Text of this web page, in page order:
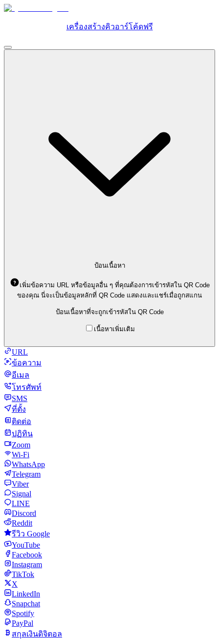
เครื่องสร้างคิวอาร์โค้ดฟรี
ป้อนเนื้อหา
เพิ่มข้อความ URL หรือข้อมูลอื่น ๆ ที่คุณต้องการเข้ารหัสใน QR Code
ของคุณ นี่จะเป็นข้อมูลหลักที่ QR Code แสดงและแชร์เมื่อถูกสแกน
ป้อนเนื้อหาที่จะถูกเข้ารหัสใน QR Code
เนื้อหาเพิ่มเติม
URL
ข้อความ
อีเมล
โทรศัพท์
SMS
ที่ตั้ง
ติดต่อ
ปฏิทิน
Zoom
Wi-Fi
WhatsApp
Telegram
Viber
Signal
LINE
Discord
Reddit
รีวิว Google
YouTube
Facebook
Instagram
TikTok
X
LinkedIn
Snapchat
Spotify
PayPal
สกุลเงินดิจิตอล